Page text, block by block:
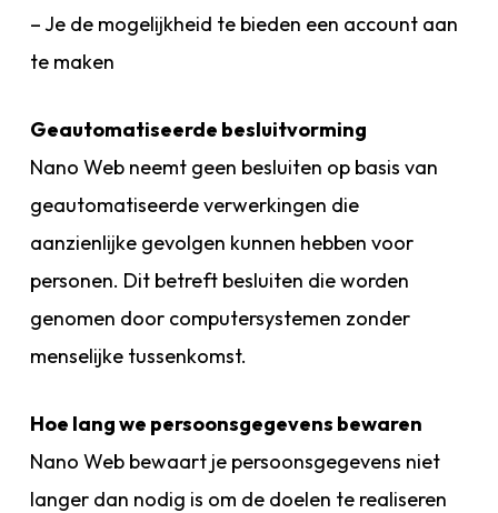
– Je de mogelijkheid te bieden een account aan
te maken
Geautomatiseerde besluitvorming
Nano Web neemt geen besluiten op basis van
geautomatiseerde verwerkingen die
aanzienlijke gevolgen kunnen hebben voor
personen. Dit betreft besluiten die worden
genomen door computersystemen zonder
menselijke tussenkomst.
Hoe lang we persoonsgegevens bewaren
Nano Web bewaart je persoonsgegevens niet
langer dan nodig is om de doelen te realiseren